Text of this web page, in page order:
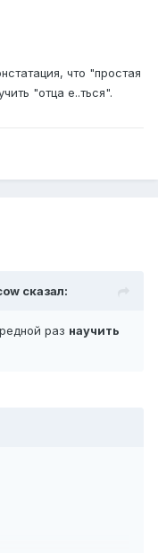
что "простая
"отца е..ться".
сказал:
раз научить